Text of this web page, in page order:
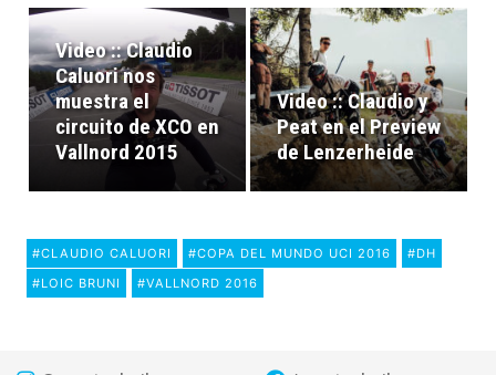
Video :: Claudio
Caluori nos
muestra el
circuito de XCO en
Vallnord 2015
Video :: Claudio y
Peat en el Preview
de Lenzerheide
#CLAUDIO CALUORI #COPA DEL MUNDO UCI 2016
#DH
#LOIC BRUNI
#VALLNORD 2016